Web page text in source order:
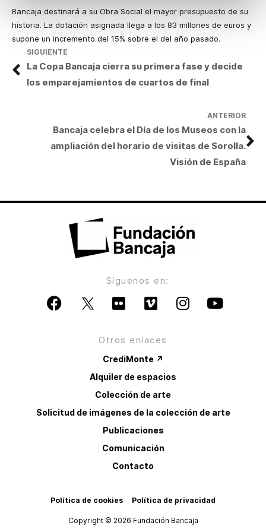
Bancaja destinará a su Obra Social el mayor presupuesto de su
historia. La dotación asignada llega a los 83 millones de euros y
supone un incremento del 15% sobre el del año pasado.
ANTERIOR
Bancaja celebra el Día de los Museos con la
ampliación del horario de visitas de Sorolla.
Visión de España
SIGUIENTE
La Copa Bancaja cierra su primera fase y decide
los emparejamientos de cuartos de final
Síguenos en:
Otros enlaces
CrediMonte ↗
Alquiler de espacios
Colección de arte
Solicitud de imágenes de la colección de arte
Publicaciones
Comunicación
Contacto
Política de cookies Política de privacidad
Copyright © 2026 Fundación Bancaja